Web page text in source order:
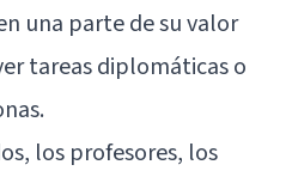
una parte de su valor
tareas diplomáticas o
los profesores, los